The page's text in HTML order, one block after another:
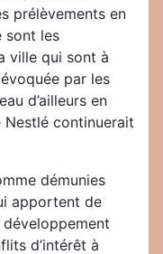
prélèvements en
sont les
ville qui sont à
par les
d’ailleurs en
continuerait
démunies
apportent de
d’intérêt à